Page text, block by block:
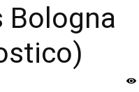
Bologna